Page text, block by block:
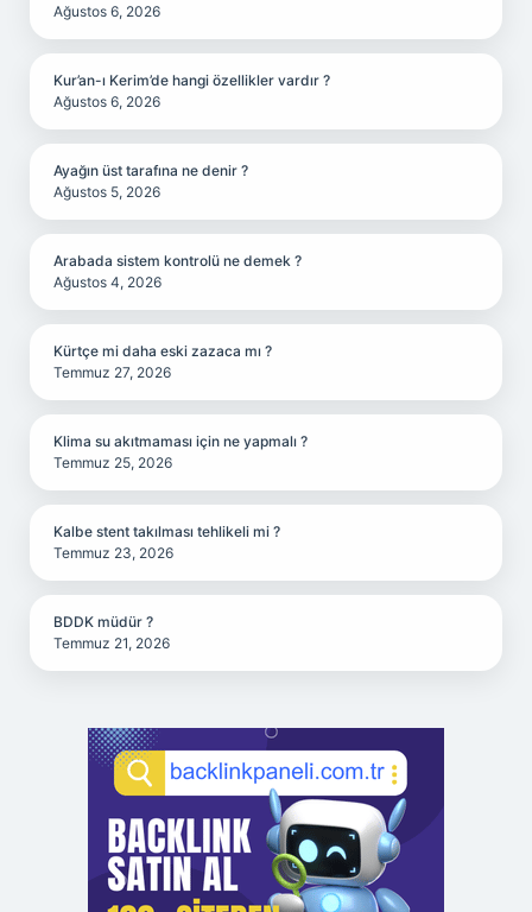
Ağustos 6, 2026
Kur’an-ı Kerim’de hangi özellikler vardır ?
Ağustos 6, 2026
Ayağın üst tarafına ne denir ?
Ağustos 5, 2026
Arabada sistem kontrolü ne demek ?
Ağustos 4, 2026
Kürtçe mi daha eski zazaca mı ?
Temmuz 27, 2026
Klima su akıtmaması için ne yapmalı ?
Temmuz 25, 2026
Kalbe stent takılması tehlikeli mi ?
Temmuz 23, 2026
BDDK müdür ?
Temmuz 21, 2026